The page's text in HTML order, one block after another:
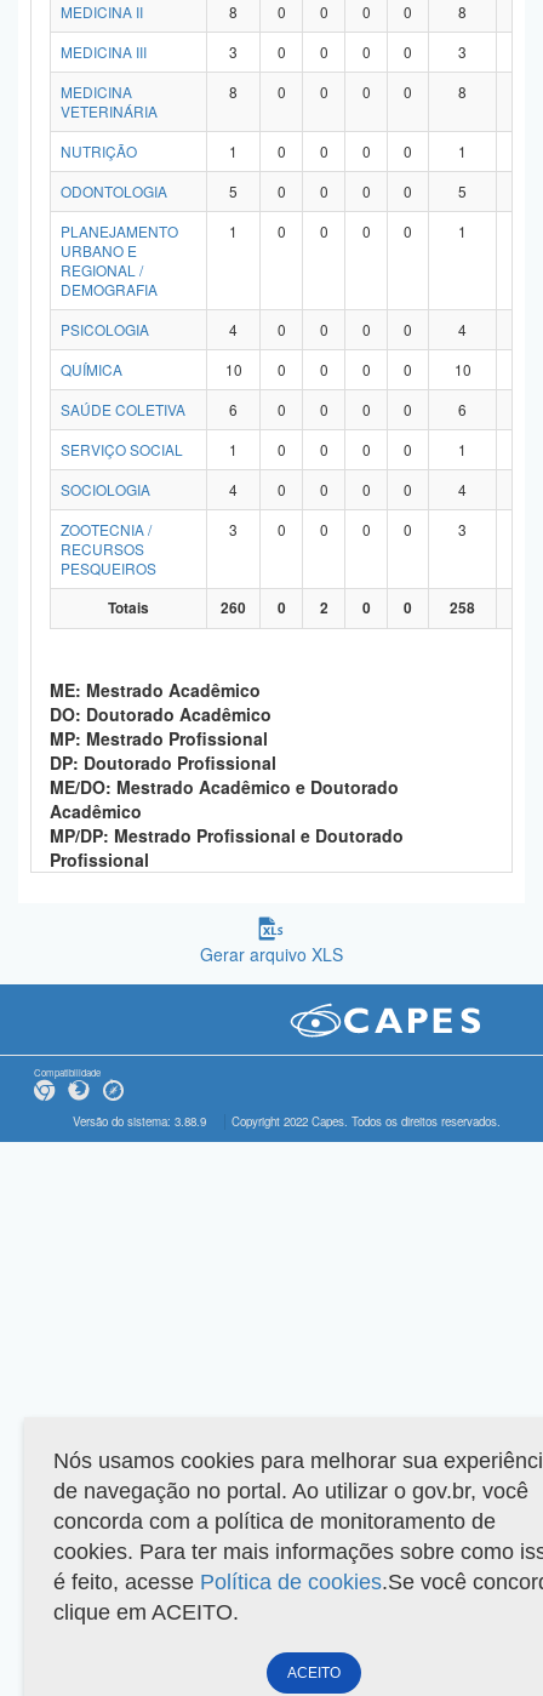
MEDICINA II
8 0 0 0 0 8
MEDICINA III
3 0 0 0 0 3
MEDICINA
VETERINÁRIA
8 0 0 0 0 8
NUTRIÇÃO 1 0 0 0 0 1
ODONTOLOGIA
5 0 0 0 0 5
PLANEJAMENTO
URBANO E
REGIONAL /
DEMOGRAFIA
1 0 0 0 0 1
PSICOLOGIA 4 0 0 0 0 4
QUÍMICA
10 0 0 0 0 10
SAÚDE COLETIVA
6 0 0 0 0 6
SERVIÇO SOCIAL
1 0 0 0 0 1
SOCIOLOGIA
4 0 0 0 0 4
ZOOTECNIA /
RECURSOS
PESQUEIROS
3 0 0 0 0 3
Totais 260 0 2 0 0 258
ME: Mestrado Acadêmico
DO: Doutorado Acadêmico
MP: Mestrado Profissional
DP: Doutorado Profissional
ME/DO: Mestrado Acadêmico e Doutorado
Acadêmico
MP/DP: Mestrado Profissional e Doutorado
Profissional
Gerar arquivo XLS
Compatibilidade
Versão do sistema: 3.88.9 Copyright 2022 Capes. Todos os direitos reservados.
Nós usamos cookies para melhorar sua
de navegação no portal. Ao utilizar o gov.br, você
concorda com a política de monitoramento de
cookies. Para ter mais informações sobre como
é feito, acesse Política de cookies.Se você
clique em ACEITO.
ACEITO